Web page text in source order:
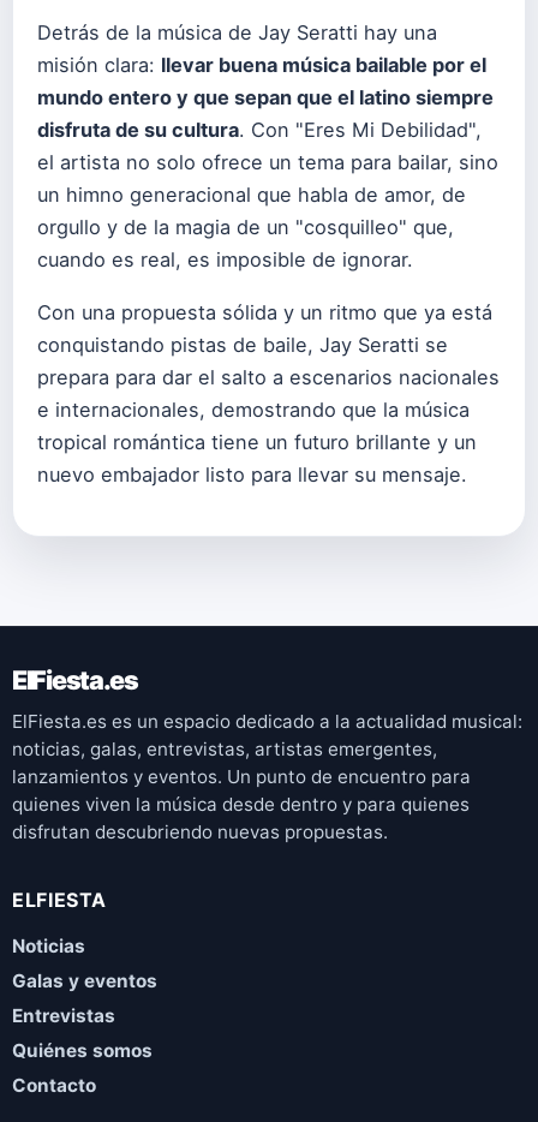
Detrás de la música de Jay Seratti hay una
misión clara: llevar buena música bailable por el
mundo entero y que sepan que el latino siempre
disfruta de su cultura. Con "Eres Mi Debilidad",
el artista no solo ofrece un tema para bailar, sino
un himno generacional que habla de amor, de
orgullo y de la magia de un "cosquilleo" que,
cuando es real, es imposible de ignorar.
Con una propuesta sólida y un ritmo que ya está
conquistando pistas de baile, Jay Seratti se
prepara para dar el salto a escenarios nacionales
e internacionales, demostrando que la música
tropical romántica tiene un futuro brillante y un
nuevo embajador listo para llevar su mensaje.
ElFiesta.es
ElFiesta.es es un espacio dedicado a la actualidad musical:
noticias, galas, entrevistas, artistas emergentes,
lanzamientos y eventos. Un punto de encuentro para
quienes viven la música desde dentro y para quienes
disfrutan descubriendo nuevas propuestas.
ELFIESTA
Noticias
Galas y eventos
Entrevistas
Quiénes somos
Contacto